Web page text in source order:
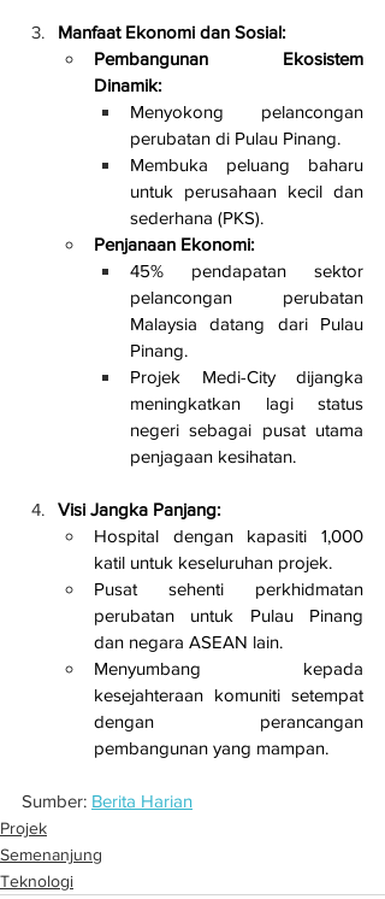
Manfaat Ekonomi dan Sosial:
Pembangunan Ekosistem
Dinamik:
Menyokong pelancongan
perubatan di Pulau Pinang.
Membuka peluang baharu
untuk perusahaan kecil dan
sederhana (PKS).
Penjanaan Ekonomi:
45% pendapatan sektor
pelancongan perubatan
Malaysia datang dari Pulau
Pinang.
Projek Medi-City dijangka
meningkatkan lagi status
negeri sebagai pusat utama
penjagaan kesihatan.
Visi Jangka Panjang:
Hospital dengan kapasiti 1,000
katil untuk keseluruhan projek.
Pusat sehenti perkhidmatan
perubatan untuk Pulau Pinang
dan negara ASEAN lain.
Menyumbang kepada
kesejahteraan komuniti setempat
dengan perancangan
pembangunan yang mampan.
Sumber: Berita Harian
Projek
Semenanjung
Teknologi